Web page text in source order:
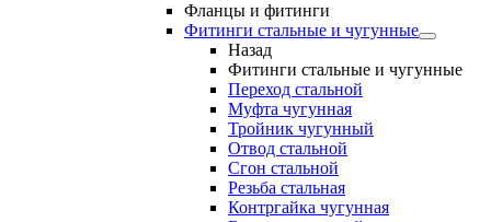
Фланцы и фитинги
Фитинги стальные и чугунные
Назад
Фитинги стальные и чугунные
Переход стальной
Муфта чугунная
Тройник чугунный
Отвод стальной
Сгон стальной
Резьба стальная
Контргайка чугунная